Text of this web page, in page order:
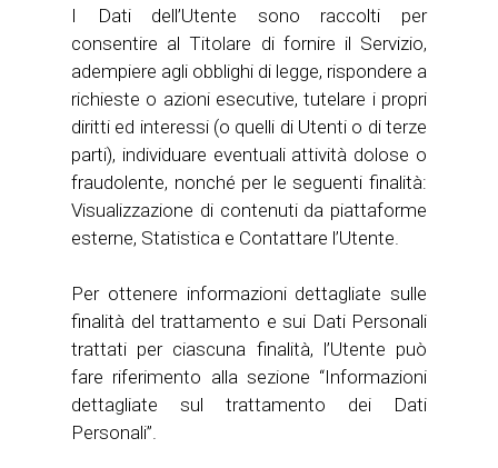
I Dati dell’Utente sono raccolti per
consentire al Titolare di fornire il Servizio,
adempiere agli obblighi di legge, rispondere a
richieste o azioni esecutive, tutelare i propri
diritti ed interessi (o quelli di Utenti o di terze
parti), individuare eventuali attività dolose o
fraudolente, nonché per le seguenti finalità:
Visualizzazione di contenuti da piattaforme
esterne, Statistica e Contattare l’Utente.
Per ottenere informazioni dettagliate sulle
finalità del trattamento e sui Dati Personali
trattati per ciascuna finalità, l’Utente può
fare riferimento alla sezione “Informazioni
dettagliate sul trattamento dei Dati
Personali”.